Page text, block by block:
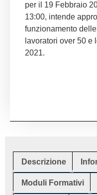
per il 19 Febbraio
13:00, intende
funzionamento
lavoratori over 50 e
2021.
Descrizione
Moduli Formativi